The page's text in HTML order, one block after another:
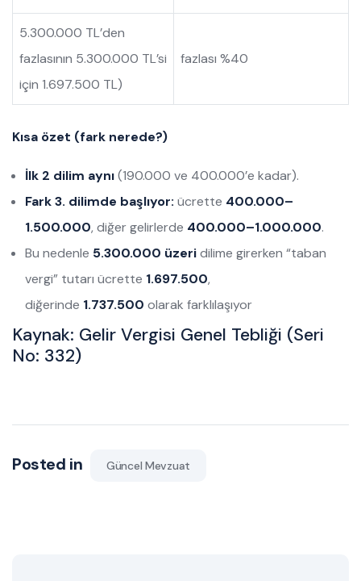
5.300.000 TL’den
fazlasının 5.300.000 TL’si
için 1.697.500 TL)
fazlası %40
Kısa özet (fark nerede?)
İlk 2 dilim aynı(190.000 ve 400.000’e kadar).
Fark 3. dilimde başlıyor: ücrette 400.000–
1.500.000, diğer gelirlerde 400.000–1.000.000.
Bu nedenle 5.300.000 üzeridilime girerken “taban
vergi” tutarı ücrette 1.697.500,
diğerinde 1.737.500 olarak farklılaşıyor
Kaynak: Gelir Vergisi Genel Tebliği (Seri
No: 332)
Posted in Güncel Mevzuat